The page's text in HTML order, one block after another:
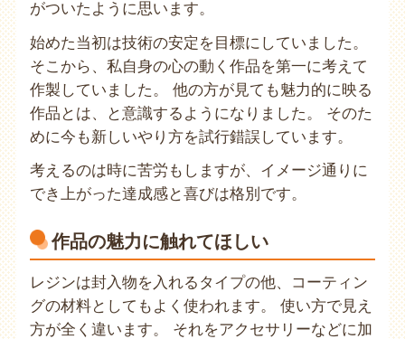
がついたように思います。
始めた当初は技術の安定を目標にしていました。
そこから、私自身の心の動く作品を第一に考えて
作製していました。 他の方が見ても魅力的に映る
作品とは、と意識するようになりました。 そのた
めに今も新しいやり方を試行錯誤しています。
考えるのは時に苦労もしますが、イメージ通りに
でき上がった達成感と喜びは格別です。
作品の魅力に触れてほしい
レジンは封入物を入れるタイプの他、コーティン
グの材料としてもよく使われます。 使い方で見え
方が全く違います。 それをアクセサリーなどに加